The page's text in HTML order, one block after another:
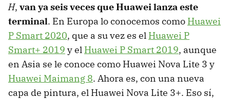
H, van ya seis veces que Huawei lanza este
terminal. En Europa lo conocemos como Huawei
P Smart 2020, que a su vez es el Huawei P
Smart+ 2019 y el Huawei P Smart 2019, aunque
en Asia se le conoce como Huawei Nova Lite 3 y
Huawei Maimang 8. Ahora es, con una nueva
capa de pintura, el Huawei Nova Lite 3+. Eso sí,